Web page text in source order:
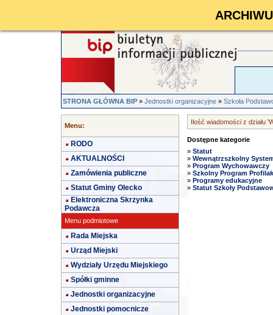
STRONA GŁÓWNA BIP»Jednostki organizacyjne»Szkoła
Menu:
RODO
AKTUALNOŚCI
Zamówienia publiczne
Statut Gminy Olecko
Elektroniczna Skrzynka
Podawcza
Menu podmiotowe
Rada Miejska
Urząd Miejski
Wydziały Urzędu Miejskiego
Spółki gminne
Jednostki organizacyjne
Jednostki pomocnicze
Ilość wiadomości z działu
Dostępne kategorie
» Statut
» Wewnątrzszkolny
» Program Wychowawczy
» Szkolny Program
» Programy edukacyjne
» Statut Szkoły